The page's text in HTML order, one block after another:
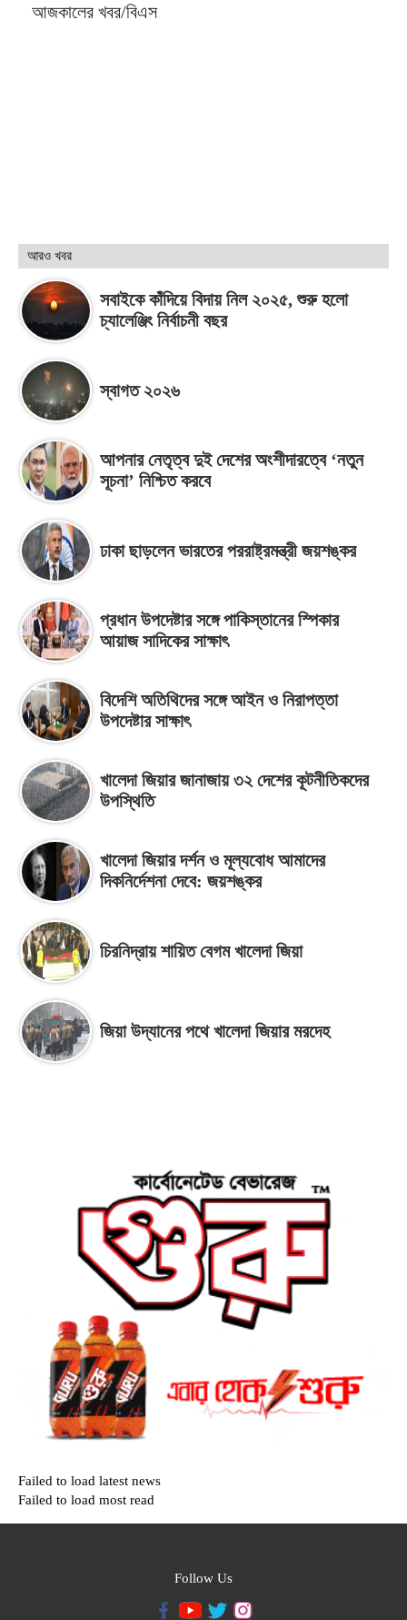
আজকালের খবর/বিএস
আরও খবর
সবাইকে কাঁদিয়ে বিদায় নিল ২০২৫, শুরু হলো
চ্যালেঞ্জিং নির্বাচনী বছর
স্বাগত ২০২৬
আপনার নেতৃত্ব দুই দেশের অংশীদারত্বে ‘নতুন
সূচনা’ নিশ্চিত করবে
ঢাকা ছাড়লেন ভারতের পররাষ্ট্রমন্ত্রী জয়শঙ্কর
প্রধান উপদেষ্টার সঙ্গে পাকিস্তানের স্পিকার
আয়াজ সাদিকের সাক্ষাৎ
বিদেশি অতিথিদের সঙ্গে আইন ও নিরাপত্তা
উপদেষ্টার সাক্ষাৎ
খালেদা জিয়ার জানাজায় ৩২ দেশের কূটনীতিকদের
উপস্থিতি
খালেদা জিয়ার দর্শন ও মূল্যবোধ আমাদের
দিকনির্দেশনা দেবে: জয়শঙ্কর
চিরনিদ্রায় শায়িত বেগম খালেদা জিয়া
জিয়া উদ্যানের পথে খালেদা জিয়ার মরদেহ
Failed to load latest news
Failed to load most read
Follow Us